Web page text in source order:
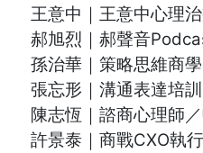
王意中｜王意中心理
郝旭烈｜郝聲音
孫治華｜策略思維商
張忘形｜溝通表達培
陳志恆｜諮商心理師
許景泰｜商戰CXO執